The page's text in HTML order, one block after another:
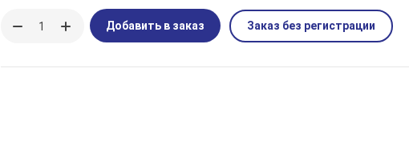
Добавить в заказ Заказ без регистрации